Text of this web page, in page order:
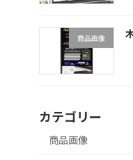
商品画像
カテゴリー
商品画像